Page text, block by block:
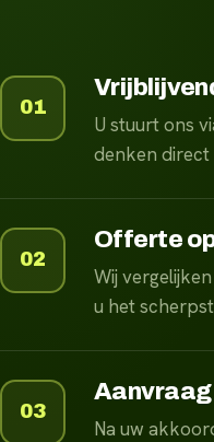
01
U stuurt ons
denken direct
02
Offerte
Wij
u het
03
Na uw